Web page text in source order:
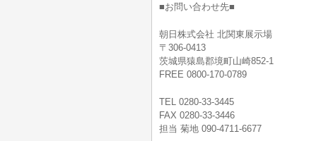
■お問い合わせ先■
朝日株式会社 北関東展示場
〒306-0413
茨城県猿島郡境町山崎852-1
FREE 0800-170-0789
TEL 0280-33-3445
FAX 0280-33-3446
担当 菊地 090-4711-6677